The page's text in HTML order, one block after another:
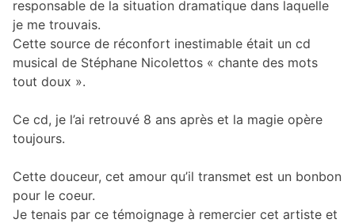
responsable de la situation dramatique dans laquelle
je me trouvais.
Cette source de réconfort inestimable était un cd
musical de Stéphane Nicolettos « chante des mots
tout doux ».
Ce cd, je l’ai retrouvé 8 ans après et la magie opère
toujours.
Cette douceur, cet amour qu’il transmet est un bonbon
pour le coeur.
Je tenais par ce témoignage à remercier cet artiste et